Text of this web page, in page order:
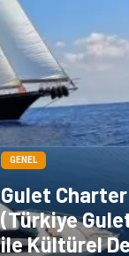
GENEL
Gulet
(Türkiye
ile Kültürel